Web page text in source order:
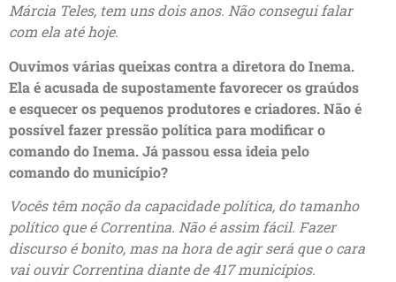
Márcia Teles, tem uns dois anos. Não consegui falar
com ela até hoje.
Ouvimos várias queixas contra a diretora do Inema.
Ela é acusada de supostamente favorecer os graúdos
e esquecer os pequenos produtores e criadores. Não é
possível fazer pressão política para modificar o
comando do Inema. Já passou essa ideia pelo
comando do município?
Vocês têm noção da capacidade política, do tamanho
político que é Correntina. Não é assim fácil. Fazer
discurso é bonito, mas na hora de agir será que o cara
vai ouvir Correntina diante de 417 municípios.